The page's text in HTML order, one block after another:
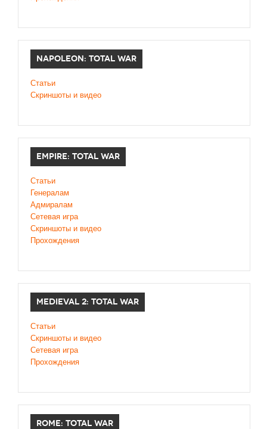
NAPOLEON: TOTAL WAR
Статьи
Скриншоты и видео
EMPIRE: TOTAL WAR
Статьи
Генералам
Адмиралам
Сетевая игра
Скриншоты и видео
Прохождения
MEDIEVAL 2: TOTAL WAR
Статьи
Скриншоты и видео
Сетевая игра
Прохождения
ROME: TOTAL WAR